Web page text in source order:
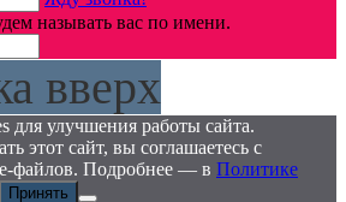
называть вас по имени.
вверх
для улучшения работы сайта.
этот сайт, вы соглашаетесь с
файлов. Подробнее — в Политике
Принять